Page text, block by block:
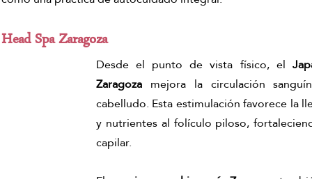
Spa Zaragoza
Desde el punto de vista físico, el
Zaragoza mejora la circulación
cabelludo. Esta estimulación favorece la
y nutrientes al folículo piloso,
capilar.